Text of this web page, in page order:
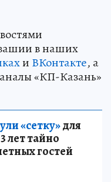
в наших
и ВКонтакте, а
«КП-Казань»
«сетку»для
лет тайно
гостей